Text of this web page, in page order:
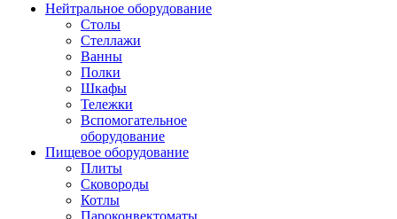
Нейтральное оборудование
Столы
Стеллажи
Ванны
Полки
Шкафы
Тележки
Вспомогательное
оборудование
Пищевое оборудование
Плиты
Сковороды
Котлы
Пароконвектоматы